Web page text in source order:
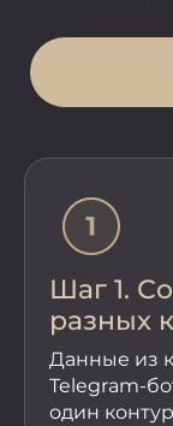
Шаг 1.
разных
Данные из
Telegram-
один контур